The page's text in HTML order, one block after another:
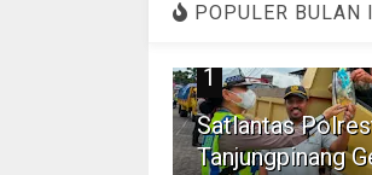
POPULER BULAN
1
Satlantas
Tanjungpinang